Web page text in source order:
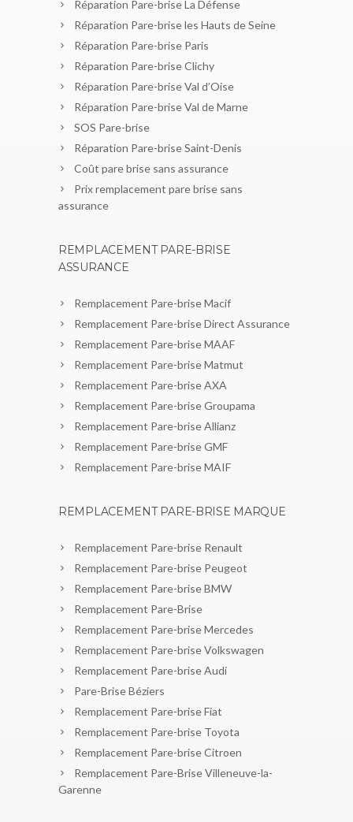
Réparation Pare-brise La Défense
Réparation Pare-brise les Hauts de Seine
Réparation Pare-brise Paris
Réparation Pare-brise Clichy
Réparation Pare-brise Val d’Oise
Réparation Pare-brise Val de Marne
SOS Pare-brise
Réparation Pare-brise Saint-Denis
Coût pare brise sans assurance
Prix remplacement pare brise sans
assurance
REMPLACEMENT PARE-BRISE
ASSURANCE
Remplacement Pare-brise Macif
Remplacement Pare-brise Direct Assurance
Remplacement Pare-brise MAAF
Remplacement Pare-brise Matmut
Remplacement Pare-brise AXA
Remplacement Pare-brise Groupama
Remplacement Pare-brise Allianz
Remplacement Pare-brise GMF
Remplacement Pare-brise MAIF
REMPLACEMENT PARE-BRISE MARQUE
Remplacement Pare-brise Renault
Remplacement Pare-brise Peugeot
Remplacement Pare-brise BMW
Remplacement Pare-Brise
Remplacement Pare-brise Mercedes
Remplacement Pare-brise Volkswagen
Remplacement Pare-brise Audi
Pare-Brise Béziers
Remplacement Pare-brise Fiat
Remplacement Pare-brise Toyota
Remplacement Pare-brise Citroen
Remplacement Pare-Brise Villeneuve-la-
Garenne